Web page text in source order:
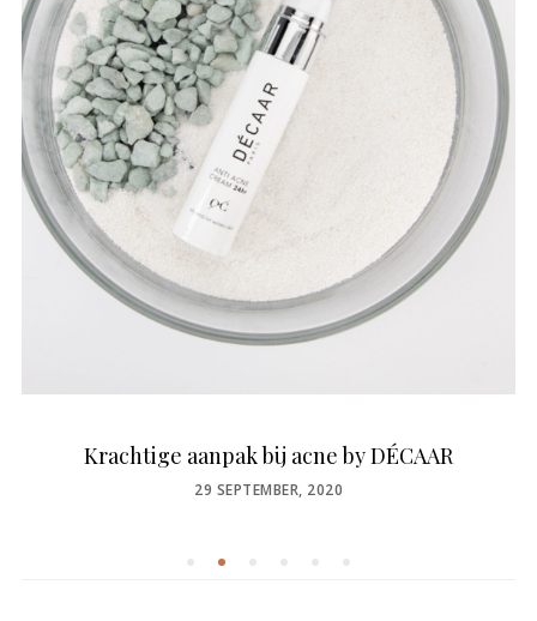
Krachtige aanpak bij acne by DÉCAAR
POSTED
29 SEPTEMBER, 2020